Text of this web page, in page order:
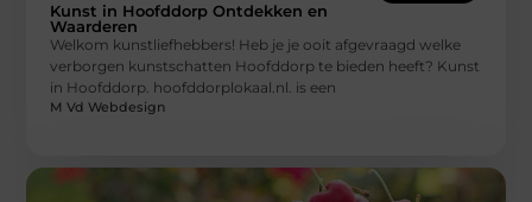
Kunst in Hoofddorp Ontdekken en
Waarderen
Welkom kunstliefhebbers! Heb je je ooit afgevraagd welke
verborgen kunstschatten Hoofddorp te bieden heeft? Kunst
in Hoofddorp. hoofddorplokaal.nl. is een
M Vd Webdesign